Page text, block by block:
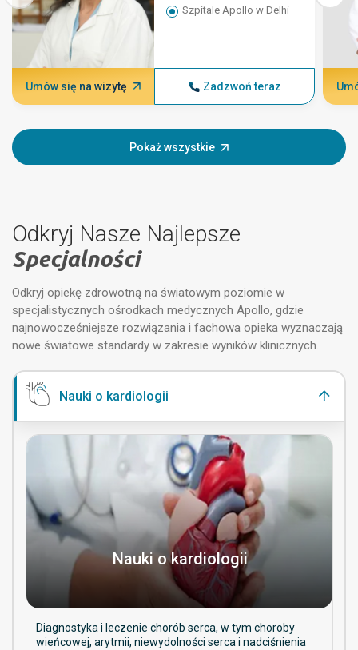
(AIIMS), Foley Family
Center)
Szpitale Apollo w Delhi
Umów się na wizytę Zadzwoń teraz
Pokaż wszystkie
Odkryj Nasze Najlepsze
Specjalności
Odkryj opiekę zdrowotną na światowym poziomie w
specjalistycznych ośrodkach medycznych Apollo, gdzie
najnowocześniejsze rozwiązania i fachowa opieka wyznaczają
nowe światowe standardy w zakresie wyników klinicznych.
Nauki o kardiologii
Nauki o kardiologii
Diagnostyka i leczenie chorób serca, w tym choroby
wieńcowej, arytmii, niewydolności serca i nadciśnienia